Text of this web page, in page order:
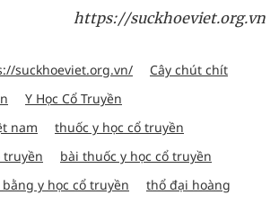
https://suckhoeviet.org.vn
suckhoeviet.org.vn/
Cây chút chít
Y Học Cổ Truyền
nam
thuốc y học cổ truyền
truyền
bài thuốc y học cổ truyền
y học cổ truyền
thổ đại hoàng